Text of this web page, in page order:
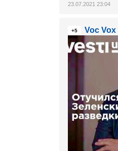
23.07.2021 23:04
+5 Voc Vox